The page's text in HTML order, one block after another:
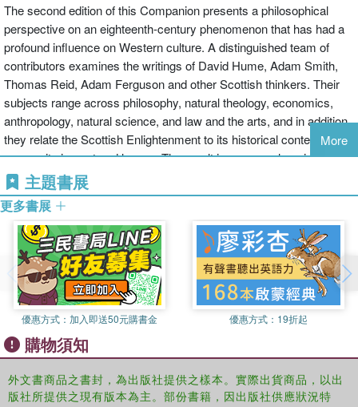
The second edition of this Companion presents a philosophical
perspective on an eighteenth-century phenomenon that has had a
profound influence on Western culture. A distinguished team of
contributors examines the writings of David Hume, Adam Smith,
Thomas Reid, Adam Ferguson and other Scottish thinkers. Their
subjects range across philosophy, natural theology, economics,
anthropology, natural science, and law and the arts, and in addition,
they relate the Scottish Enlightenment to its historical context and
assess its impact and legacy. The result is a comprehensive and
accessible volume that illuminates the richness, the intellectual
variety and the underlying unity of this important movement. This
volume contains five entirely new chapters on morality, the human
mind, aesthetics, sentimentalism and political economy, and eleven
other chapters have been significantly revised and updated. The
book will be of interest to a wide range of readers in philosophy,
theology, literature and the history of ideas.
More
主題書展
更多書展
優惠方式： 加入即送50元購書金 優惠方式： 19折起
購物須知
外文書商品之書封，為出版社提供之樣本。實際出貨商品，以出
版社所提供之現有版本為主。部份書籍，因出版社供應狀況特